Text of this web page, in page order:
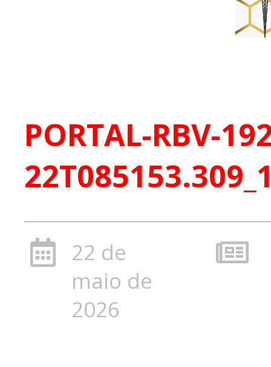
PORTAL-RBV-
22 de
maio de
2026